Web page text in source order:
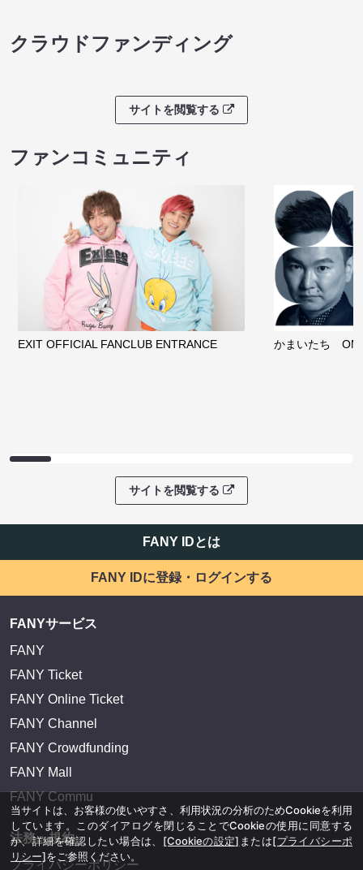
クラウドファンディング
サイトを閲覧する
ファンコミュニティ
EXIT OFFICIAL FANCLUB ENTRANCE かまいたち
サイトを閲覧する
FANY IDとは
FANY IDに登録・ログインする
FANYサービス
FANY
FANY Ticket
FANY Online Ticket
FANY Channel
FANY Crowdfunding
FANY Mall
FANY Commu
法務・規約
プライバシーポリシー
当サイトは、お客様の使いやすさ、利用状況の分析のためCookieを利用
しています。このダイアログを閉じることでCookieの使用に同意する
か、詳細を確認したい場合は、 [Cookieの設定] または[プライバシーポ
リシー]をご参照ください。